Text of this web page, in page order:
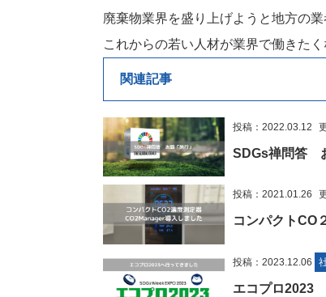
廃棄物業界を盛り上げようと地方の
これからの若い人材が業界で働きたく
関連記事
投稿：2022.03.12
SDGs禅問答
投稿：2021.01.26
コンパクトCO
投稿：2023.12.06
エコプロ2023